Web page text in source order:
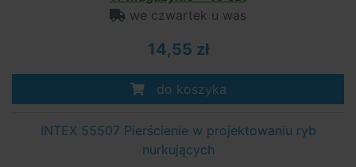
we czwartek u was
14,55 zł
do koszyka
INTEX 55507 Pierścienie w projektowaniu ryb
nurkujących